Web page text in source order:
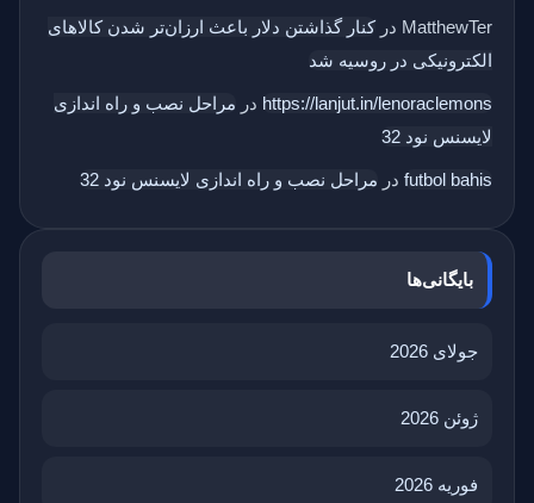
MatthewTer درکنار گذاشتن دلار باعث ارزان‌تر شدن کالاهای
الکترونیکی در روسیه شد
https://lanjut.in/lenoraclemons در مراحل نصب و راه اندازی
لایسنس نود 32
futbol bahis در مراحل نصب و راه اندازی لایسنس نود 32
بایگانی‌ها
جولای 2026
ژوئن 2026
فوریه 2026